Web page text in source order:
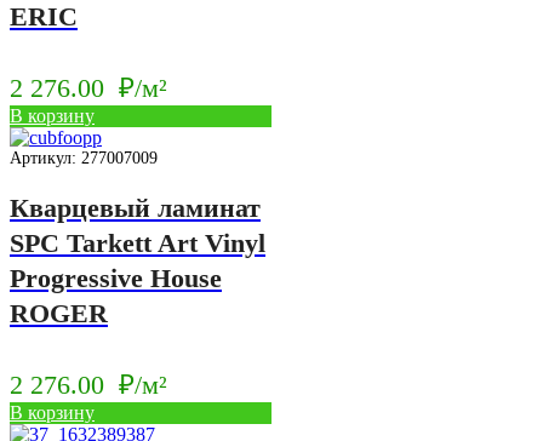
ERIC
2 276.00 ₽/м²
В корзину
Артикул: 277007009
Кварцевый ламинат
SPC Tarkett Art Vinyl
Progressive House
ROGER
2 276.00 ₽/м²
В корзину